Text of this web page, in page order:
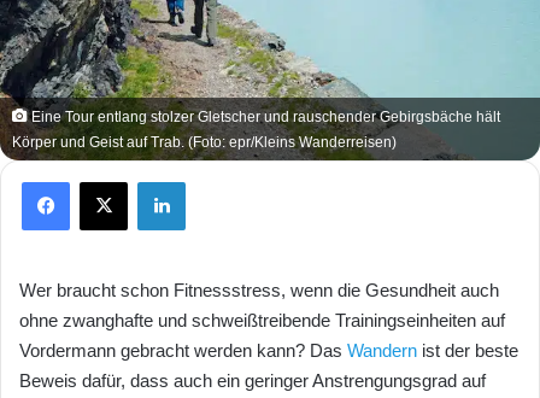
Eine Tour entlang stolzer Gletscher und rauschender Gebirgsbäche hält
Körper und Geist auf Trab. (Foto: epr/Kleins Wanderreisen)
X
Wer braucht schon Fitnessstress, wenn die Gesundheit auch
ohne zwanghafte und schweißtreibende Trainingseinheiten auf
Vordermann gebracht werden kann? Das Wandern ist der beste
Beweis dafür, dass auch ein geringer Anstrengungsgrad auf